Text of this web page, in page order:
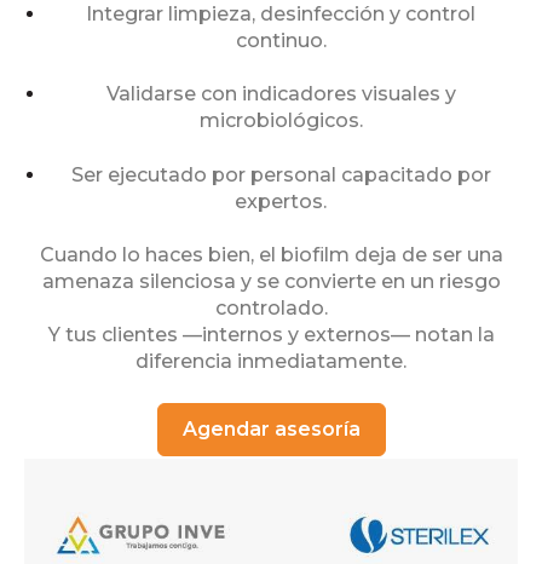
Integrar limpieza, desinfección y control
continuo.
Validarse con indicadores visuales y
microbiológicos.
Ser ejecutado por personal capacitado por
expertos.
Cuando lo haces bien, el biofilm deja de ser una
amenaza silenciosa y se convierte en un riesgo
controlado.
Y tus clientes —internos y externos— notan la
diferencia inmediatamente.
Agendar asesoría